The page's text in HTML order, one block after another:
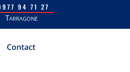
977 94 71 27
Tarragone
Contact